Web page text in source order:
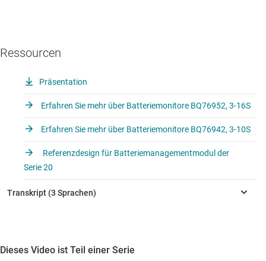
Ressourcen
Präsentation
Erfahren Sie mehr über Batteriemonitore BQ76952, 3-16S
Erfahren Sie mehr über Batteriemonitore BQ76942, 3-10S
Referenzdesign für Batteriemanagementmodul der
Serie 20
Dieses Video ist Teil einer Serie